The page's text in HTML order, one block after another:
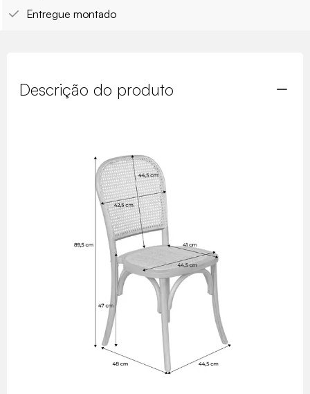
Entregue montado
Descrição do produto